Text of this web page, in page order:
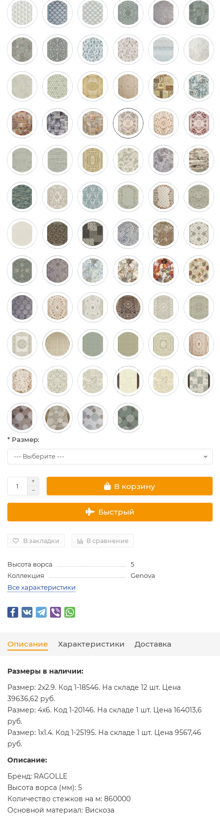
* Размер:
В корзину
Быстрый
В закладки В сравнение
Высота ворса
5
Коллекция
Genova
Все характеристики
Описание Характеристики Доставка
Размеры в наличии:
Размер: 2x2.9. Код 1-18546. На складе 12 шт. Цена
39636,62 руб.
Размер: 4x6. Код 1-20146. На складе 1 шт. Цена 164013,6
руб.
Размер: 1x1.4. Код 1-25195. На складе 1 шт. Цена 9567,46
руб.
Описание:
Бренд: RAGOLLE
Высота ворса (мм): 5
Количество стежков на м: 860000
Основной материал: Вискоза